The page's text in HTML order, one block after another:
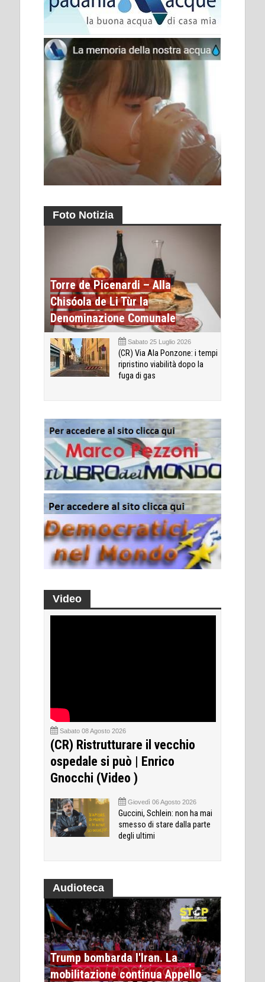
Foto Notizia
Torre de Picenardi – Alla
Chisóola de Li Tùr la
Denominazione Comunale
Sabato 25 Luglio 2026
(CR) Via Ala Ponzone: i tempi
ripristino viabilità dopo la
fuga di gas
Video
Sabato 08 Agosto 2026
(CR) Ristrutturare il vecchio
ospedale si può | Enrico
Gnocchi (Video )
Giovedì 06 Agosto 2026
Guccini, Schlein: non ha mai
smesso di stare dalla parte
degli ultimi
Audioteca
Trump bombarda l'Iran. La
mobilitazione continua Appello